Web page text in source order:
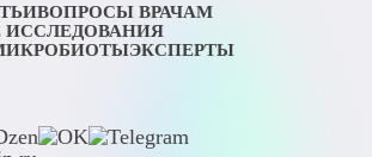
ВОПРОСЫ ВРАЧАМ
ЭКСПЕРТЫ